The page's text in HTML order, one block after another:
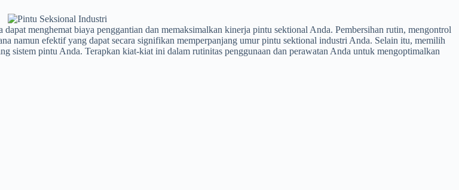
dapat menghemat biaya penggantian dan memaksimalkan kinerja pintu sektional Anda. Pembersihan rutin, mengontrol
namun efektif yang dapat secara signifikan memperpanjang umur pintu sektional industri Anda. Selain itu, memilih
sistem pintu Anda. Terapkan kiat-kiat ini dalam rutinitas penggunaan dan perawatan Anda untuk mengoptimalkan